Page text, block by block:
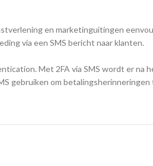
en marketinguitingen
via een SMS bericht naar klanten.
Met 2FA via SMS wordt er na
gebruiken om